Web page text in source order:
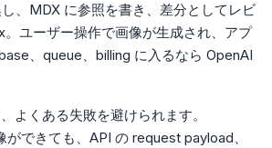
、MDX に参照を書き、差分としてレビ
ユーザー操作で画像が生成され、アプ
、queue、billing に入るなら OpenAI
よくある失敗を避けられます。
できても、API の request payload、